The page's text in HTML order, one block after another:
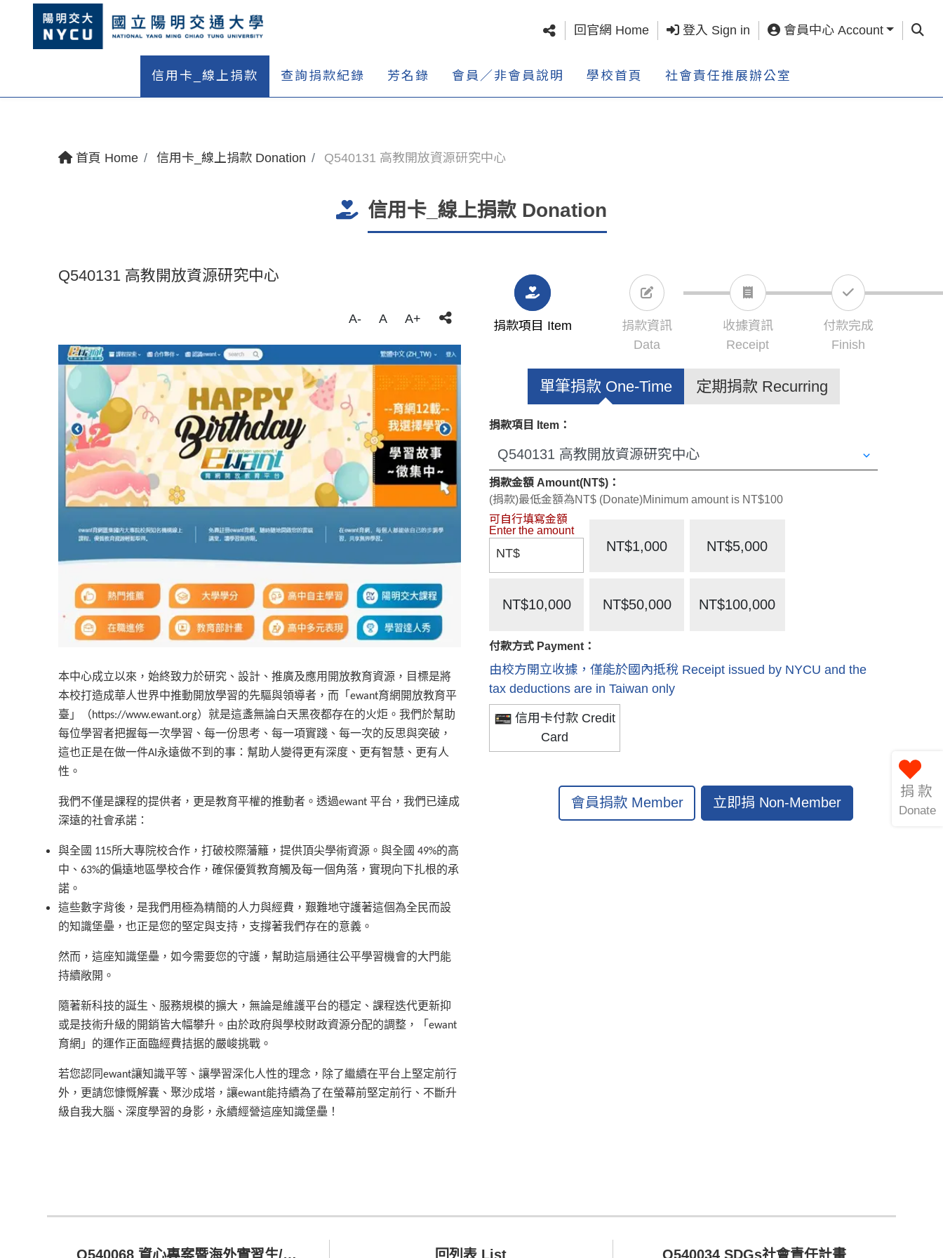
回官網 Home 登入 Sign in 會員中心 Account 查詢
信用卡_線上捐款 查詢捐款紀錄 芳名錄 會員／非會員說明 學校首頁 社會責任推展辦公室
首頁 Home 信用卡_線上捐款 Donation Q540131 高教開放資源研究中心
信用卡_線上捐款 Donation
Q540131 高教開放資源研究中心
A- A A+
本中心成立以來，始終致力於研究、設計、推廣及應用開放教育資源，目標是將
本校打造成華人世界中推動開放學習的先驅與領導者，而「ewant育網開放教育平
臺」（https://www.ewant.org）就是這盞無論白天黑夜都存在的火炬。 我們於幫助
每位學習者把握每一次學習、每一份思考、每一項實踐、每一次的反思與突破，
這也正是在做一件AI永遠做不到的事：幫助人變得更有深度、更有智慧、更有人
性。
我們不僅是課程的提供者，更是教育平權的推動者。透過ewant 平台，我們已達成
深遠的社會承諾：
與全國 115所大專院校合作，打破校際藩籬，提供頂尖學術資源。 與全國 49%的高
中、63%的偏遠地區學校合作，確保優質教育觸及每一個角落，實現向下扎根的承
諾。
這些數字背後，是我們用極為精簡的人力與經費，艱難地守護著這個為全民而設
的知識堡壘，也正是您的堅定與支持，支撐著我們存在的意義。
然而，這座知識堡壘，如今需要您的守護，幫助這扇通往公平學習機會的大門能
持續敞開。
隨著新科技的誕生、服務規模的擴大，無論是維護平台的穩定、課程迭代更新抑
或是技術升級的開銷皆大幅攀升。由於政府與學校財政資源分配的調整，「ewant
育網」的運作正面臨經費拮据的嚴峻挑戰。
若您認同ewant讓知識平等、讓學習深化人性的理念，除了繼續在平台上堅定前行
外，更請您慷慨解囊、聚沙成塔，讓ewant能持續為了在螢幕前堅定前行、不斷升
級自我大腦、深度學習的身影，永續經營這座知識堡壘！
捐款項目 Item
捐款資訊
Data
收據資訊
Receipt
付款完成
Finish
單筆捐款 One-Time 定期捐款 Recurring
捐款項目 Item：
捐款金額 Amount(NT$)：
(捐款)最低金額為NT$ (Donate)Minimum amount is NT$100
NT$ NT$1,000 NT$5,000
NT$10,000 NT$50,000 NT$100,000
付款方式 Payment：
由校方開立收據，僅能於國內抵稅 Receipt issued by NYCU and the
tax deductions are in Taiwan only
信用卡付款 Credit
Card
會員捐款 Member 立即捐 Non-Member
Q540068 資心專案暨海外實習生/交換生募款計畫 回列表 List Q540034 SDGs社會責任計畫
捐款
Donate